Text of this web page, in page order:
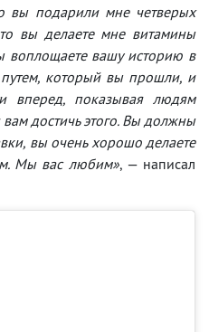
вы подарили мне четверых
вы делаете мне витамины
воплощаете вашу историю в
который вы прошли, и
вперед, показывая людям
достичь этого. Вы должны
вы очень хорошо делаете
Мы вас любим», — написал